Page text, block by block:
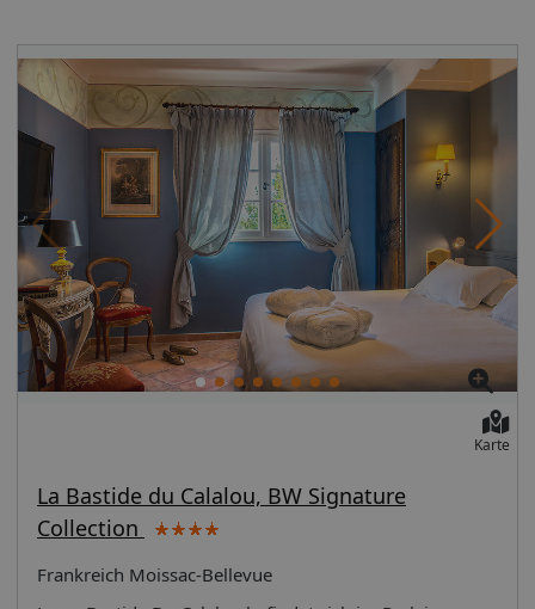
Karte
La Bastide du Calalou, BW Signature
Collection
Frankreich Moissac-Bellevue